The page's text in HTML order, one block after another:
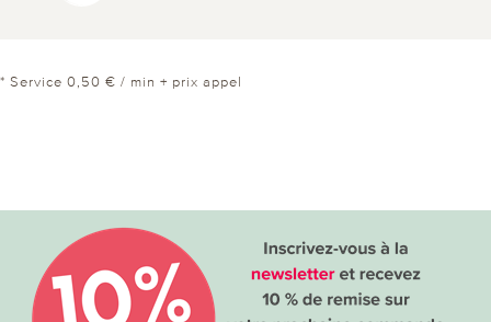
* Service 0,50 € / min + prix appel